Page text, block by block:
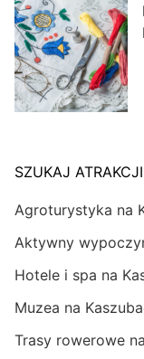
SZUKAJ
Agroturystyka na
Aktywny
Hotele i spa na
Muzea na
Trasy rowerowe